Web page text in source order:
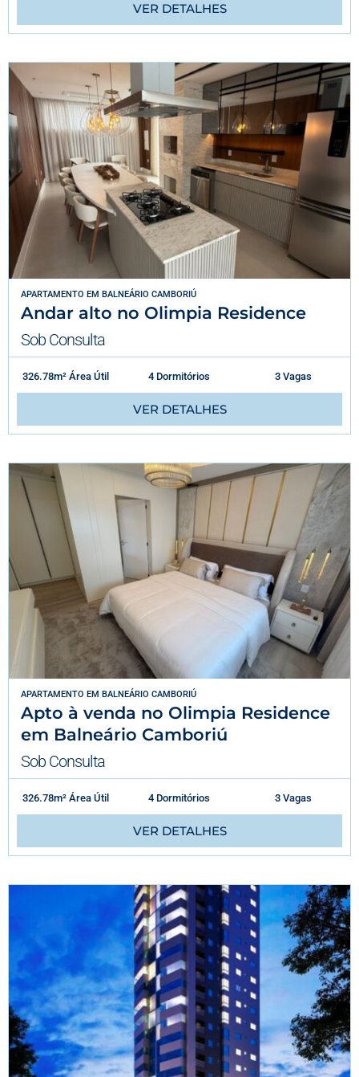
VER DETALHES
APARTAMENTO EM BALNEÁRIO CAMBORIÚ
Andar alto no Olimpia Residence
Sob Consulta
326.78m² Área Útil 4 Dormitórios 3 Vagas
VER DETALHES
APARTAMENTO EM BALNEÁRIO CAMBORIÚ
Apto à venda no Olimpia Residence
em Balneário Camboriú
Sob Consulta
326.78m² Área Útil 4 Dormitórios 3 Vagas
VER DETALHES